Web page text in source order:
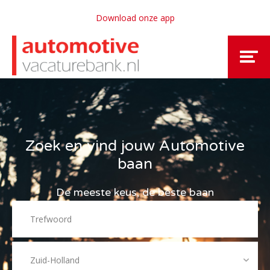
Download onze app
Zoek en vind jouw Automotive
baan
De meeste keus, de beste baan